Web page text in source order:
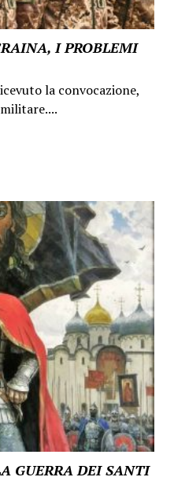
I PROBLEMI
la convocazione,
GUERRA DEI SANTI